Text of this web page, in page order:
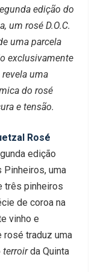
edição do
um rosé D.O.C.
uma parcela
exclusivamente
revela uma
do rosé
e tensão.
Rosé
edição
Pinheiros, uma
três pinheiros
de coroa na
vinho e
traduz uma
terroirda Quinta